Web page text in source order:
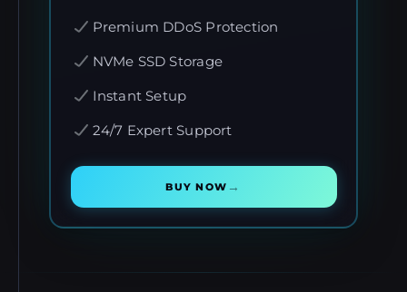
Premium DDoS Protection
NVMe SSD Storage
Instant Setup
24/7 Expert Support
BUY NOW →